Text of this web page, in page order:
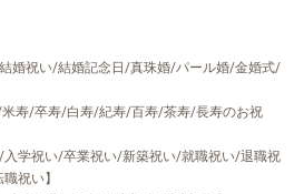
婚祝い/結婚記念日/真珠婚/パール婚/金婚式/
寿/卒寿/白寿/紀寿/百寿/茶寿/長寿のお祝
入学祝い/卒業祝い/新築祝い/就職祝い/退職祝
祝い】